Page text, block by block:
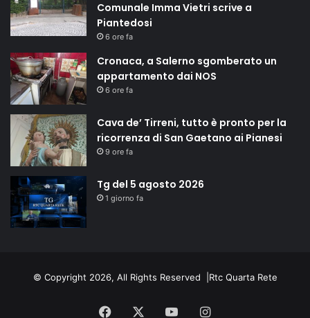
Comunale Imma Vietri scrive a
Piantedosi
6 ore fa
Cronaca, a Salerno sgomberato un
appartamento dai NOS
6 ore fa
Cava de’ Tirreni, tutto è pronto per la
ricorrenza di San Gaetano ai Pianesi
9 ore fa
Tg del 5 agosto 2026
1 giorno fa
© Copyright 2026, All Rights Reserved | Rtc Quarta Rete
Facebook You Instagram